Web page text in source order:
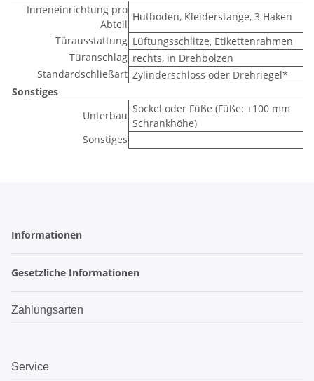
Inneneinrichtung pro
Abteil
Hutboden, Kleiderstange, 3 Haken
Türausstattung Lüftungsschlitze, Etikettenrahmen
Türanschlag rechts, in Drehbolzen
Standardschließart Zylinderschloss oder Drehriegel*
Sonstiges
Unterbau
Sockel oder Füße (Füße: +100 mm
Schrankhöhe)
Sonstiges
Informationen
Gesetzliche Informationen
Zahlungsarten
Service